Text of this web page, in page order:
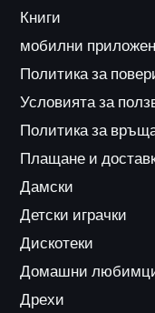
Книги
мобилни
Политика за
Условията за
Политика за
Плащане и
Дамски
Детски играчки
Дискотеки
Домашни
Дрехи